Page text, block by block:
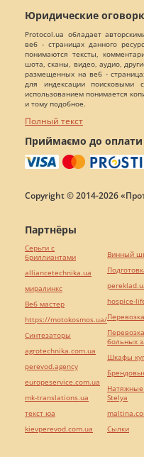
Юридические
Protocol.ua обладает
веб - страницах данного
понимаются тексты,
шота, сканы, видео, аудио,
размещенных на веб -
для индексации поисковыми
использованием понимается
и тому подобное.
Полный текст
Приймаємо до оплати
Copyright © 2014-2026
Партнёры
Серьги с
бриллиантами
alliancetechnika.ua
миралинкс
Веб мастер
https://motokosmos.ua/
Синтезаторы
agrotechnika.com.ua
perevod.agency
europeservice.com.ua
mk-translations.ua
текст юа
kievperevod.com.ua
Винный
hospice-
больных
Шкафы
Натяжные
Stelya
Cылки